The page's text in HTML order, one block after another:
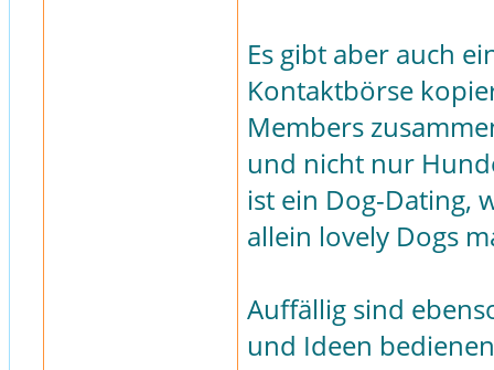
Es gibt aber auch
Kontaktbörse
Members
und nicht nur
ist ein Dog-Dating,
allein lovely Dogs
Auffällig sind
und Ideen